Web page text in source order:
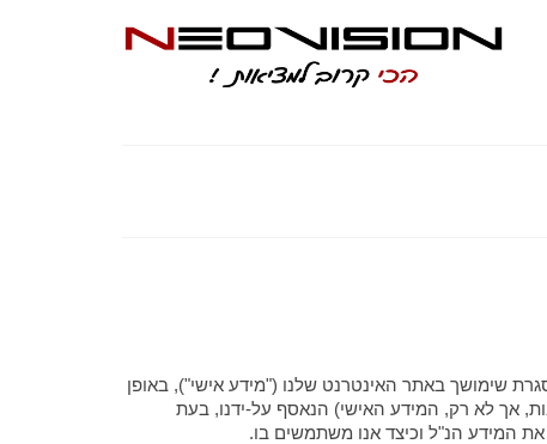
נמסר לנו במסגרת שימושך באתר האינטרנט שלנו ("מידע אישי"), באופן
אך לא רק, המידע האישי) הנאסף על-ידנו, בעת